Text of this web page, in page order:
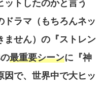
ットしたのかと言う
ドラマ（もちろんネッ
ません）の『ストレン
最重要シーンに『神
因で、世界中で大ヒッ